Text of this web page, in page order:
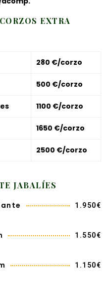
EXTRA
280 €/corzo
500 €/corzo
1100 €/corzo
1650 €/corzo
2500 €/corzo
JABALÍES
1.950€
1.550€
1.150€